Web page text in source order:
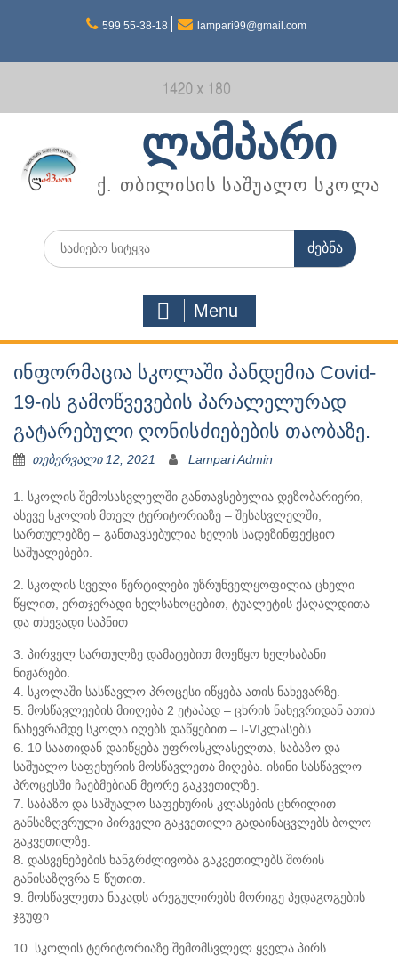
599 55-38-18 lampari99@gmail.com
ლამპარი
ქ. თბილისის საშუალო სკოლა
Search
for:
Menu
ინფორმაცია სკოლაში პანდემია Covid-
19-ის გამოწვევების პარალელურად
გატარებული ღონისძიებების თაობაზე.
თებერვალი 12, 2021 Lampari Admin
1. სკოლის შემოსასვლელში განთავსებულია დეზობარიერი,
ასევე სკოლის მთელ ტერიტორიაზე – შესასვლელში,
სართულებზე – განთავსებულია ხელის სადეზინფექციო
საშუალებები.
2. სკოლის სველი წერტილები უზრუნველყოფილია ცხელი
წყლით, ერთჯერადი ხელსახოცებით, ტუალეტის ქაღალდითა
და თხევადი საპნით
3. პირველ სართულზე დამატებით მოეწყო ხელსაბანი
ნიჟარები.
4. სკოლაში სასწავლო პროცესი იწყება ათის ნახევარზე.
5. მოსწავლეების მიიღება 2 ეტაპად – ცხრის ნახევრიდან ათის
ნახევრამდე სკოლა იღებს დაწყებით – I-VIკლასებს.
6. 10 საათიდან დაიწყება უფროსკლასელთა, საბაზო და
საშუალო საფეხურის მოსწავლეთა მიღება. ისინი სასწავლო
პროცესში ჩაებმებიან მეორე გაკვეთილზე.
7. საბაზო და საშუალო საფეხურის კლასების ცხრილით
განსაზღვრული პირველი გაკვეთილი გადაინაცვლებს ბოლო
გაკვეთილზე.
8. დასვენებების ხანგრძლივობა გაკვეთილებს შორის
განისაზღვრა 5 წუთით.
9. მოსწავლეთა ნაკადს არეგულირებს მორიგე პედაგოგების
ჯგუფი.
10. სკოლის ტერიტორიაზე შემომსვლელ ყველა პირს